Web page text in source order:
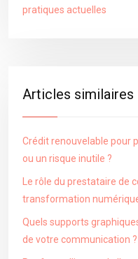
pratiques actuelles
Articles similaires
Crédit renouvelable pour
ou un risque inutile ?
Le rôle du prestataire de
transformation
Quels supports
de votre communication ?